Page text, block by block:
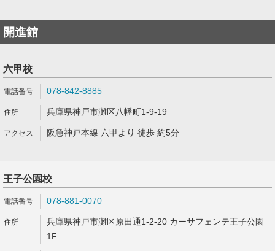
開進館
六甲校
078-842-8885
兵庫県神戸市灘区八幡町1-9-19
阪急神戸本線 六甲より 徒歩 約5分
王子公園校
078-881-0070
兵庫県神戸市灘区原田通1-2-20 カーサフェンテ王子公園
1F